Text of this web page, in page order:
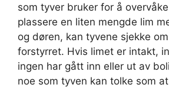
som tyver bruker for å
plassere en liten mengde lim
og døren, kan tyvene sjekke
forstyrret. Hvis limet er intakt,
ingen har gått inn eller ut av
noe som tyven kan tolke som